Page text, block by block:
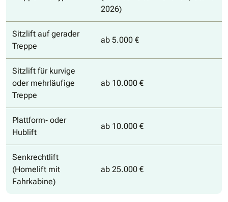
2026)
Sitzlift auf gerader
Treppe
ab 5.000 €
Sitzlift für kurvige
oder mehrläufige
Treppe
ab 10.000 €
Plattform‐ oder
Hublift
ab 10.000 €
Senkrechtlift
(Homelift mit
Fahrkabine)
ab 25.000 €